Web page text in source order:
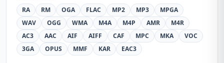
RA
RM OGA FLAC MP2 MP3
MPGA
WAV
OGG WMA M4A M4P AMR
M4R
AC3
AAC AIF AIFF CAF MPC MKA
VOC
3GA
OPUS MMF KAR EAC3